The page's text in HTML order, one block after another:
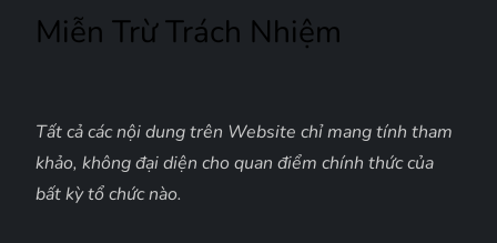
Miễn Trừ Trách Nhiệm
Tất cả các nội dung trên Website chỉ mang tính tham
khảo, không đại diện cho quan điểm chính thức của
bất kỳ tổ chức nào.